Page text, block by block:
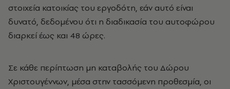
στοιχεία κατοικίας του εργοδότη, εάν αυτό είναι
δυνατό, δεδομένου ότι η διαδικασία του αυτοφώρου
διαρκεί έως και 48 ώρες.
Σε κάθε περίπτωση μη καταβολής του Δώρου
Χριστουγέννων, μέσα στην τασσόμενη προθεσμία, οι